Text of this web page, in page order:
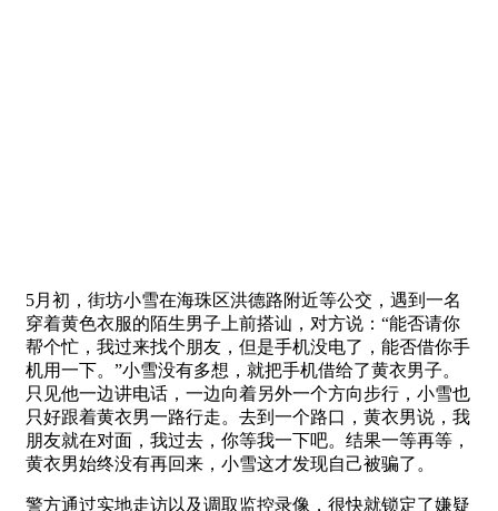
5月初，街坊小雪在海珠区洪德路附近等公交，遇到一名
穿着黄色衣服的陌生男子上前搭讪，对方说：“能否请你
帮个忙，我过来找个朋友，但是手机没电了，能否借你手
机用一下。”小雪没有多想，就把手机借给了黄衣男子。
只见他一边讲电话，一边向着另外一个方向步行，小雪也
只好跟着黄衣男一路行走。去到一个路口，黄衣男说，我
朋友就在对面，我过去，你等我一下吧。结果一等再等，
黄衣男始终没有再回来，小雪这才发现自己被骗了。
警方通过实地走访以及调取监控录像，很快就锁定了嫌疑